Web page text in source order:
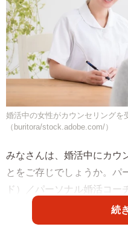
婚活中の女性がカウンセリング
（buritora/stock.adobe.com/）
みなさんは、婚活中にカウ
とをご存じでしょうか。パ
ド）／パーソナル婚活コー
ドコーチ）を運営する株式
「ナコード総研」の調査に
続